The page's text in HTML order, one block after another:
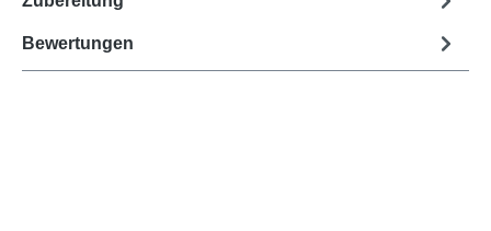
Bewertungen